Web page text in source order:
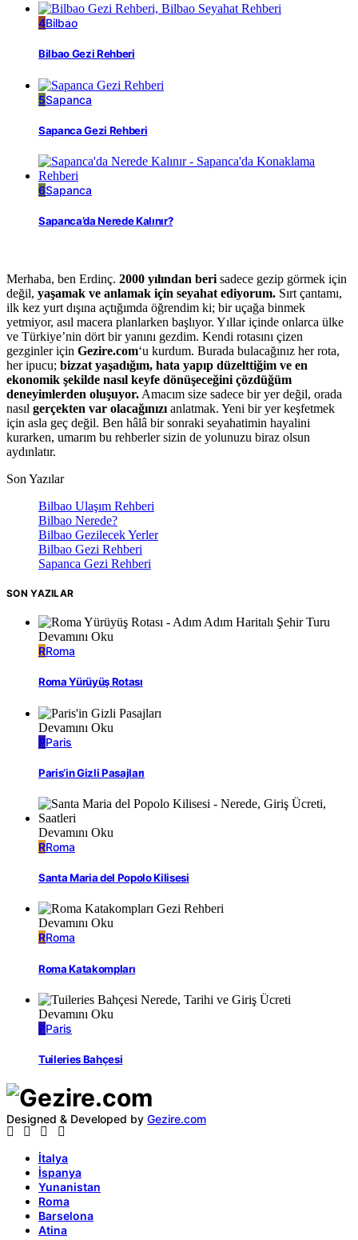
4Bilbao
Bilbao Gezi Rehberi
5Sapanca
Sapanca Gezi Rehberi
6Sapanca
Sapanca’da Nerede Kalınır?
Merhaba, ben Erdinç. 2000 yılından beri sadece gezip görmek için
değil, yaşamak ve anlamak için seyahat ediyorum. Sırt çantamı,
ilk kez yurt dışına açtığımda öğrendim ki; bir uçağa binmek
yetmiyor, asıl macera planlarken başlıyor. Yıllar içinde onlarca ülke
ve Türkiye’nin dört bir yanını gezdim. Kendi rotasını çizen
gezginler için Gezire.com‘u kurdum. Burada bulacağınız her rota,
her ipucu; bizzat yaşadığım, hata yapıp düzelttiğim ve en
ekonomik şekilde nasıl keyfe dönüşeceğini çözdüğüm
deneyimlerden oluşuyor. Amacım size sadece bir yer değil, orada
nasıl gerçekten var olacağınızı anlatmak. Yeni bir yer keşfetmek
için asla geç değil. Ben hâlâ bir sonraki seyahatimin hayalini
kurarken, umarım bu rehberler sizin de yolunuzu biraz olsun
aydınlatır.
Son Yazılar
Bilbao Ulaşım Rehberi
Bilbao Nerede?
Bilbao Gezilecek Yerler
Bilbao Gezi Rehberi
Sapanca Gezi Rehberi
SON YAZILAR
Devamını Oku
RRoma
Roma Yürüyüş Rotası
Devamını Oku
PParis
Paris’in Gizli Pasajları
Devamını Oku
RRoma
Santa Maria del Popolo Kilisesi
Devamını Oku
RRoma
Roma Katakompları
Devamını Oku
PParis
Tuileries Bahçesi
Designed & Developed by Gezire.com
İtalya
İspanya
Yunanistan
Roma
Barselona
Atina